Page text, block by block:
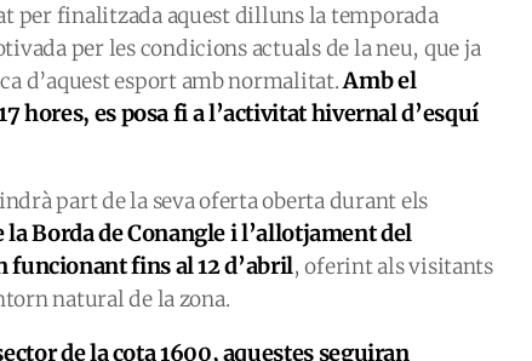
per finalitzada aquest dilluns la temporada
per les condicions actuals de la neu, que ja
d’aquest esport amb normalitat.Amb el
hores, es posa fi a l’activitat hivernal d’esquí
part de la seva oferta oberta durant els
la Borda de Conangle i l’allotjament del
fins al 12 d’abril, oferint als visitants
natural de la zona.
de la cota 1600, aquestes seguiran